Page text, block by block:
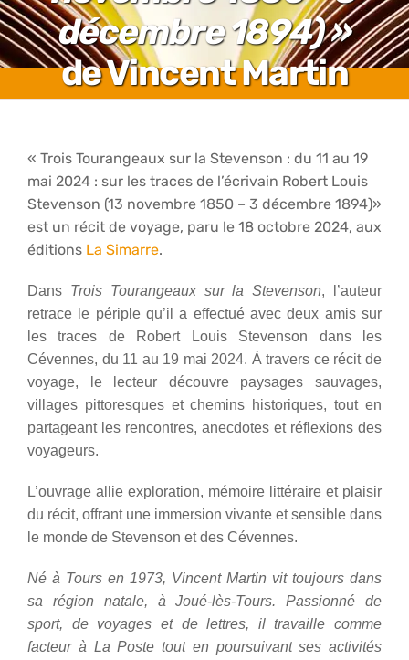
décembre 1894) »
de Vincent Martin
« Trois Tourangeaux sur la Stevenson : du 11 au 19
mai 2024 : sur les traces de l’écrivain Robert Louis
Stevenson (13 novembre 1850 – 3 décembre 1894)»
est un récit de voyage, paru le 18 octobre 2024, aux
éditions La Simarre.
Dans Trois Tourangeaux sur la Stevenson, l’auteur
retrace le périple qu’il a effectué avec deux amis sur
les traces de Robert Louis Stevenson dans les
Cévennes, du 11 au 19 mai 2024. À travers ce récit de
voyage, le lecteur découvre paysages sauvages,
villages pittoresques et chemins historiques, tout en
partageant les rencontres, anecdotes et réflexions des
voyageurs.
L’ouvrage allie exploration, mémoire littéraire et plaisir
du récit, offrant une immersion vivante et sensible dans
le monde de Stevenson et des Cévennes.
Né à Tours en 1973, Vincent Martin vit toujours dans
sa région natale, à Joué-lès-Tours. Passionné de
sport, de voyages et de lettres, il travaille comme
facteur à La Poste tout en poursuivant ses activités